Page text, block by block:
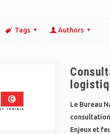
Tags Authors
Le Bureau
Enjeux et